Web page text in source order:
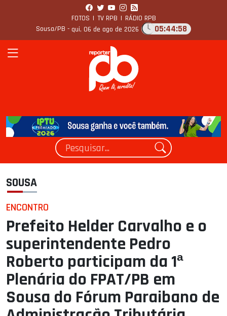
FOTOS | TV RPB | RÁDIO RPB
Sousa/PB - qui, 06 de ago de 2026 05:44:59
SOUSA
ENCONTRO
Prefeito Helder Carvalho e o
superintendente Pedro
Roberto participam da 1ª
Plenária do FPAT/PB em
Sousa do Fórum Paraibano de